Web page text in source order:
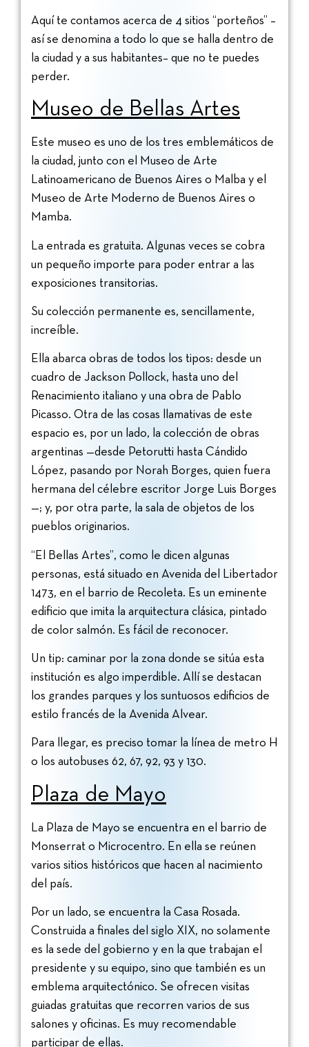
Aquí te contamos acerca de 4 sitios “porteños” –
así se denomina a todo lo que se halla dentro de
la ciudad y a sus habitantes– que no te puedes
perder.
Museo de Bellas Artes
Este museo es uno de los tres emblemáticos de
la ciudad, junto con el Museo de Arte
Latinoamericano de Buenos Aires o Malba y el
Museo de Arte Moderno de Buenos Aires o
Mamba.
La entrada es gratuita. Algunas veces se cobra
un pequeño importe para poder entrar a las
exposiciones transitorias.
Su colección permanente es, sencillamente,
increíble.
Ella abarca obras de todos los tipos: desde un
cuadro de Jackson Pollock, hasta uno del
Renacimiento italiano y una obra de Pablo
Picasso. Otra de las cosas llamativas de este
espacio es, por un lado, la colección de obras
argentinas —desde Petorutti hasta Cándido
López, pasando por Norah Borges, quien fuera
hermana del célebre escritor Jorge Luis Borges
—; y, por otra parte, la sala de objetos de los
pueblos originarios.
“El Bellas Artes”, como le dicen algunas
personas, está situado en Avenida del Libertador
1473, en el barrio de Recoleta. Es un eminente
edificio que imita la arquitectura clásica, pintado
de color salmón. Es fácil de reconocer.
Un tip: caminar por la zona donde se sitúa esta
institución es algo imperdible. Allí se destacan
los grandes parques y los suntuosos edificios de
estilo francés de la Avenida Alvear.
Para llegar, es preciso tomar la línea de metro H
o los autobuses 62, 67, 92, 93 y 130.
Plaza de Mayo
La Plaza de Mayo se encuentra en el barrio de
Monserrat o Microcentro. En ella se reúnen
varios sitios históricos que hacen al nacimiento
del país.
Por un lado, se encuentra la Casa Rosada.
Construida a finales del siglo XIX, no solamente
es la sede del gobierno y en la que trabajan el
presidente y su equipo, sino que también es un
emblema arquitectónico. Se ofrecen visitas
guiadas gratuitas que recorren varios de sus
salones y oficinas. Es muy recomendable
participar de ellas.